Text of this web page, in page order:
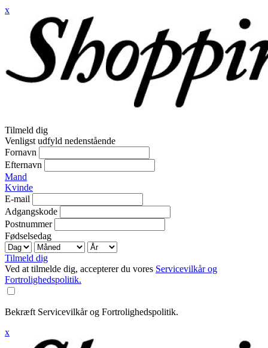
x
Tilmeld dig
Venligst udfyld nedenstående
Fornavn
Efternavn
Mand
Kvinde
E-mail
Adgangskode
Postnummer
Fødselsedag
Tilmeld dig
Ved at tilmelde dig, accepterer du vores Servicevilkår og
Fortrolighedspolitik.
Bekræft Servicevilkår og Fortrolighedspolitik.
x